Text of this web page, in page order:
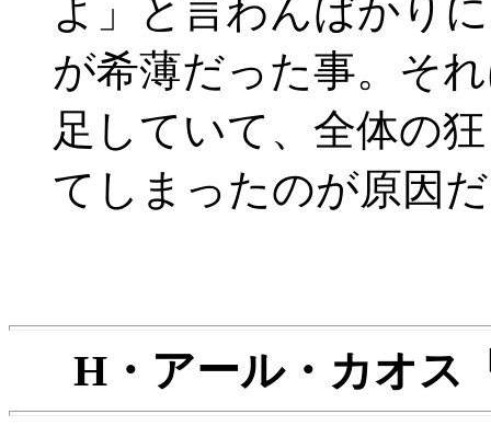
よ」と言わんばかり
が希薄だった事。そ
足していて、全体の
てしまったのが原因
H・アール・カオス